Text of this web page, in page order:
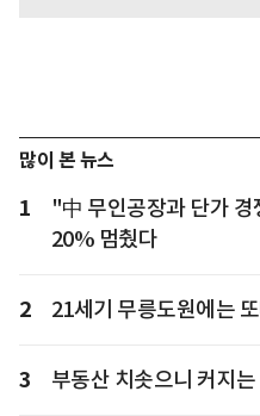
많이 본 뉴스
1
"中 무인공장과 단가
20% 멈췄다
2 21세기 무릉도원에는
3 부동산 치솟으니 커지